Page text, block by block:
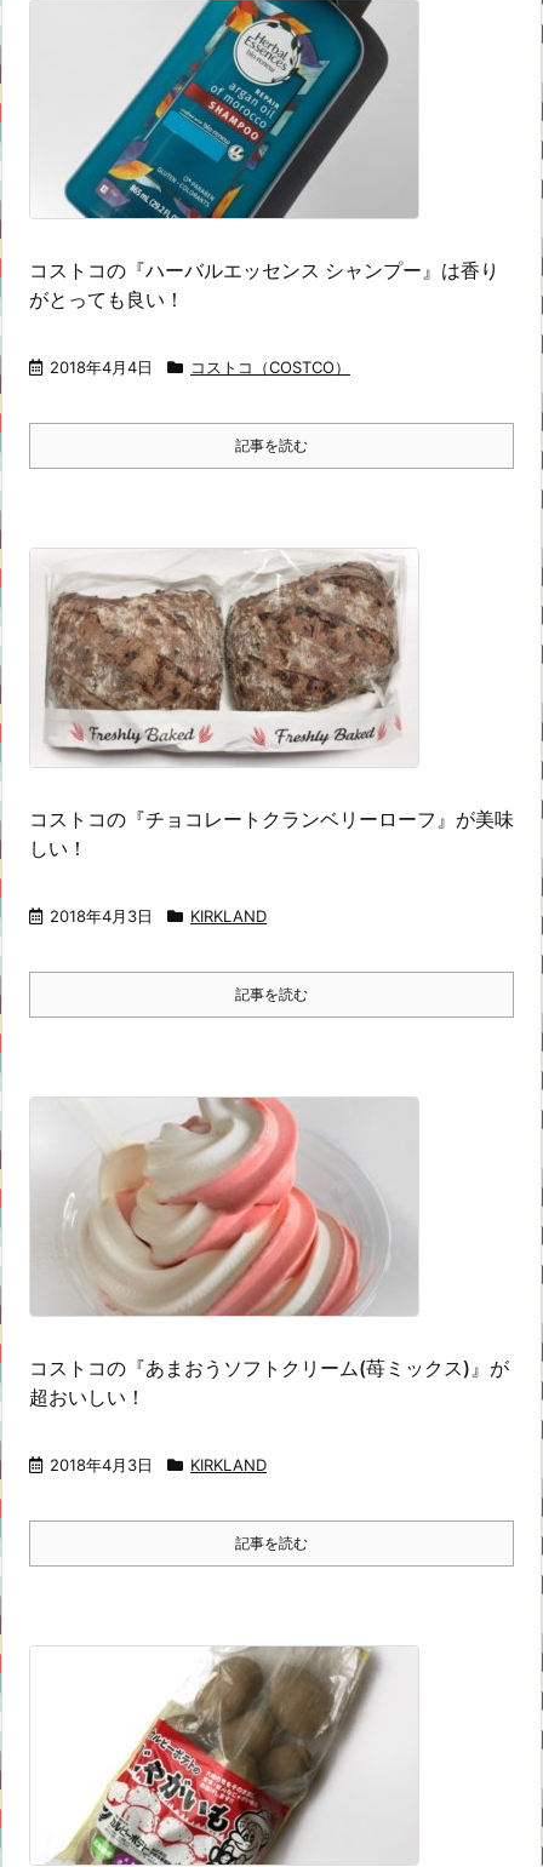
コストコの『ハーバルエッセンス シャンプー』は香り
がとっても良い！
2018年4月4日 コストコ（COSTCO）
記事を読む
コストコの『チョコレートクランベリーローフ』が美味
しい！
2018年4月3日 KIRKLAND
記事を読む
コストコの『あまおうソフトクリーム(苺ミックス)』が
超おいしい！
2018年4月3日 KIRKLAND
記事を読む